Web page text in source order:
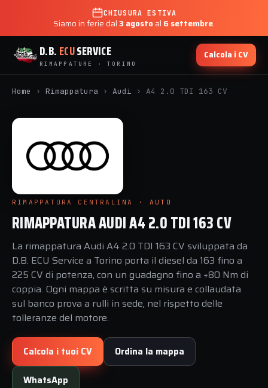
CHIUSURA ESTIVA
Siamo in ferie dal3 agostoal 6 settembre.
D.B. ECUSERVICE
RIMAPPATURE · TORINO
Calcola i CV
Home › Rimappatura › Audi › A4 2.0 TDI 163 CV
RIMAPPATURA CENTRALINA · AUTO
RIMAPPATURA AUDI A4 2.0 TDI 163 CV
La rimappatura Audi A4 2.0 TDI 163 CV sviluppata da
D.B. ECU Service a Torino porta il diesel da 163 fino a
225 CV di potenza, con un guadagno fino a +80 Nm di
coppia. Ogni mappa è scritta su misura e collaudata
sul banco prova a rulli in sede, nel rispetto delle
tolleranze del motore.
Calcola i tuoi CV Ordina la mappa
WhatsApp